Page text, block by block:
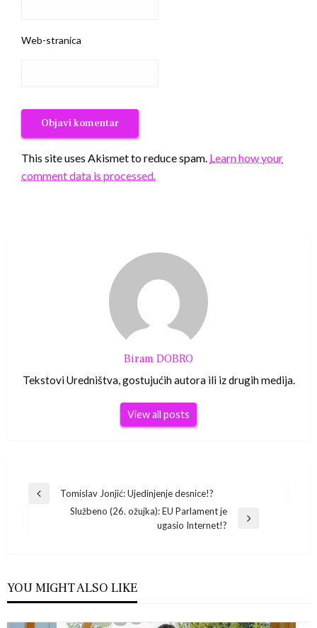
Web-stranica
This site uses Akismet to reduce spam. Learn how your
comment data is processed.
Biram DOBRO
Tekstovi Uredništva, gostujućih autora ili iz drugih medija.
View all posts
Navigacija
Previous
Tomislav Jonjić: Ujedinjenje desnice!?
Službeno (26. ožujka): EU Parlament je
ugasio Internet!?
YOU MIGHT ALSO LIKE